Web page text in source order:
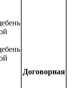
Договорная